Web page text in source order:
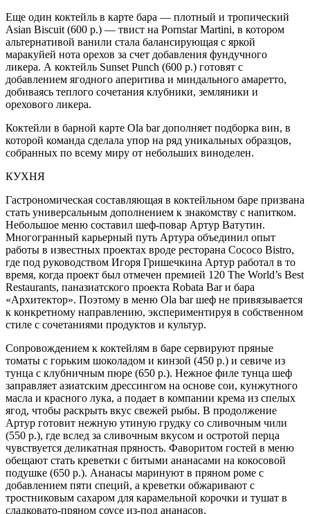
Еще один коктейль в карте бара — плотный и тропический
Asian Biscuit (600 р.) — твист на Pornstar Martini, в котором
альтернативой ванили стала балансирующая с яркой
маракуйей нота орехов за счет добавления фундучного
ликера. А коктейль Sunset Punch (600 р.) готовят с
добавлением ягодного аперитива и миндального амаретто,
добиваясь теплого сочетания клубники, земляники и
орехового ликера.
Коктейли в барной карте Ola bar дополняет подборка вин, в
которой команда сделала упор на ряд уникальных образцов,
собранных по всему миру от небольших виноделен.
КУХНЯ
Гастрономическая составляющая в коктейльном баре призвана
стать универсальным дополнением к знакомству с напитком.
Небольшое меню составил шеф-повар Артур Ватутин.
Многогранный карьерный путь Артура объединил опыт
работы в известных проектах вроде ресторана Cococo Bistro,
где под руководством Игоря Гришечкина Артур работал в то
время, когда проект был отмечен премией 120 The World’s Best
Restaurants, паназиатского проекта Robata Bar и бара
«Архитектор». Поэтому в меню Ola bar шеф не привязывается
к конкретному направлению, экспериментируя в собственном
стиле с сочетаниями продуктов и культур.
Сопровождением к коктейлям в баре сервируют пряные
томаты с горьким шоколадом и кинзой (450 р.) и севиче из
тунца с клубничным пюре (650 р.). Нежное филе тунца шеф
заправляет азиатским дрессингом на основе сои, кунжутного
масла и красного лука, а подает в компании крема из спелых
ягод, чтобы раскрыть вкус свежей рыбы. В продолжение
Артур готовит нежную утиную грудку со сливочным чили
(550 р.), где вслед за сливочным вкусом и остротой перца
чувствуется деликатная пряность. Фаворитом гостей в меню
обещают стать креветки с битыми ананасами на кокосовой
подушке (650 р.). Ананасы маринуют в пряном роме с
добавлением пяти специй, а креветки обжаривают с
тростниковым сахаром для карамельной корочки и тушат в
сладковато-пряном соусе из-под ананасов.